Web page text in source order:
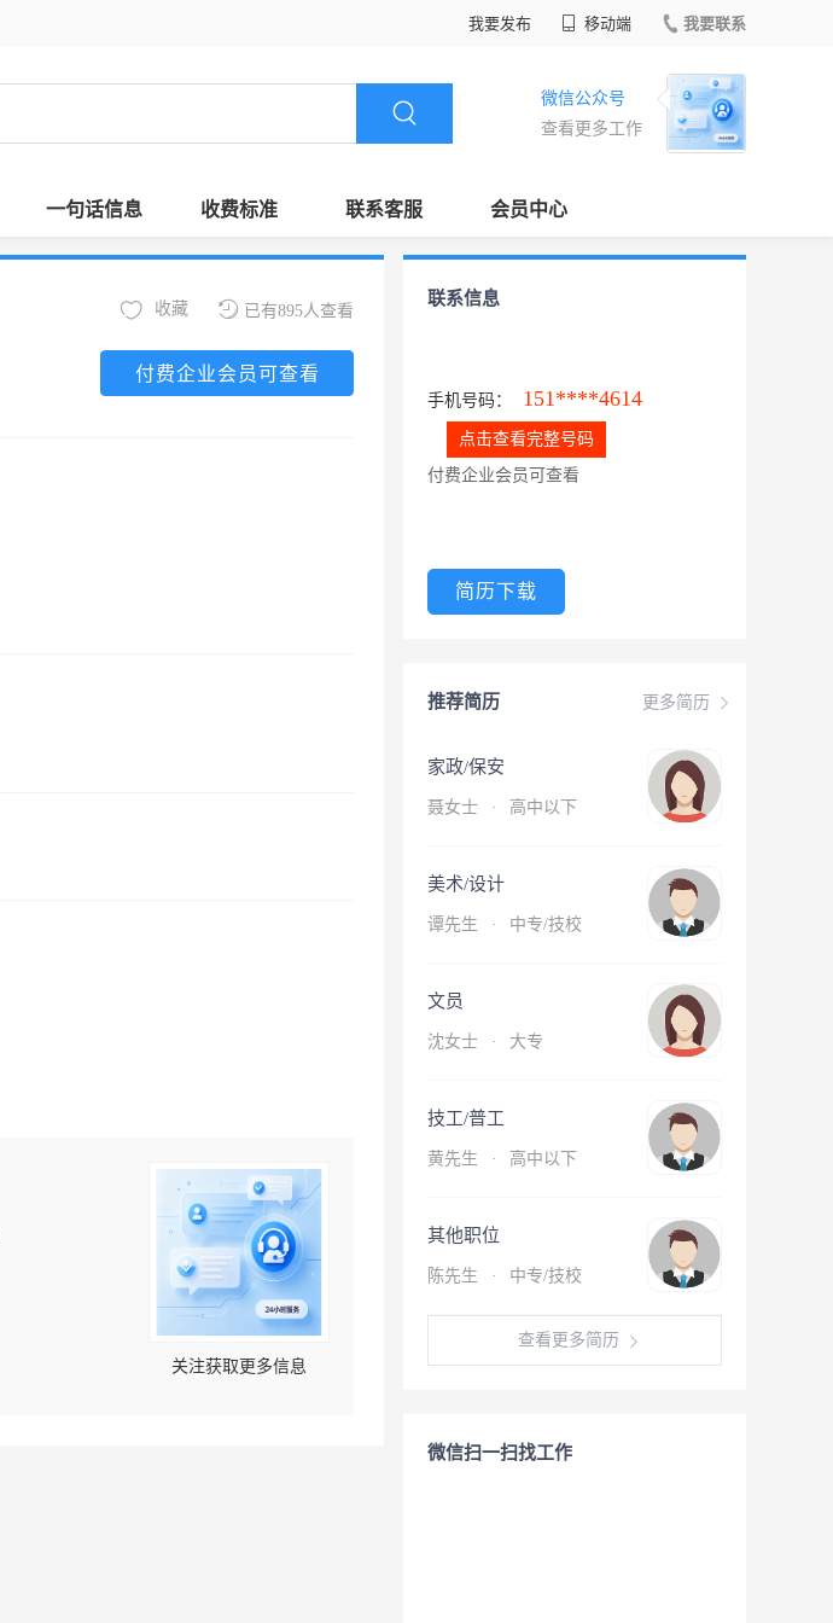
我要发布 移动端 我要联系
微信公众号
查看更多工作
一句话信息 收费标准 联系客服 会员中心
已有895人查看
收藏
付费企业会员可查看
关注获取更多信息
联系信息
手机号码： 151****4614
点击查看完整号码
付费企业会员可查看
简历下载
更多简历
推荐简历
家政/保安
聂女士 · 高中以下
美术/设计
谭先生 · 中专/技校
文员
沈女士 · 大专
技工/普工
黄先生 · 高中以下
其他职位
陈先生 · 中专/技校
查看更多简历
微信扫一扫找工作